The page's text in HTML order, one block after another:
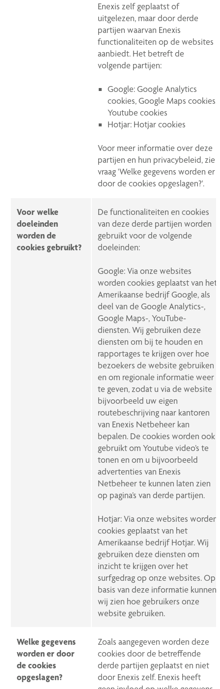
Enexis zelf geplaatst of
uitgelezen, maar door derde
partijen waarvan Enexis
functionaliteiten op de websites
aanbiedt. Het betreft de
volgende partijen:
Google: Google Analytics
cookies, Google Maps cookies,
Youtube cookies
Hotjar: Hotjar cookies
Voor meer informatie over deze
partijen en hun privacybeleid, zie
vraag 'Welke gegevens worden er
door de cookies opgeslagen?'.
Voor welke
doeleinden
worden de
cookies gebruikt?
De functionaliteiten en cookies
van deze derde partijen worden
gebruikt voor de volgende
doeleinden:
Google: Via onze websites
worden cookies geplaatst van het
Amerikaanse bedrijf Google, als
deel van de Google Analytics-,
Google Maps-, YouTube-
diensten. Wij gebruiken deze
diensten om bij te houden en
rapportages te krijgen over hoe
bezoekers de website gebruiken
en om regionale informatie weer
te geven, zodat u via de website
bijvoorbeeld uw eigen
routebeschrijving naar kantoren
van Enexis Netbeheer kan
bepalen. De cookies worden ook
gebruikt om Youtube video’s te
tonen en om u bijvoorbeeld
advertenties van Enexis
Netbeheer te kunnen laten zien
op pagina’s van derde partijen.
Hotjar: Via onze websites worden
cookies geplaatst van het
Amerikaanse bedrijf Hotjar. Wij
gebruiken deze diensten om
inzicht te krijgen over het
surfgedrag op onze websites. Op
basis van deze informatie kunnen
wij zien hoe gebruikers onze
website gebruiken.
Welke gegevens
worden er door
de cookies
opgeslagen?
Zoals aangegeven worden deze
cookies door de betreffende
derde partijen geplaatst en niet
door Enexis zelf. Enexis heeft